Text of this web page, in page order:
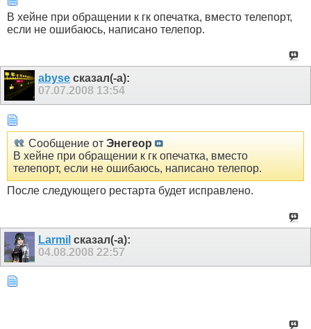
В хейне при обращении к гк опечатка, вместо телепорт,
если не ошибаюсь, написано телепор.
abyse сказал(-а):
07.07.2008 13:54
Сообщение от Энегеор
В хейне при обращении к гк опечатка, вместо
телепорт, если не ошибаюсь, написано телепор.
После следующего рестарта будет исправлено.
Larmil сказал(-а):
04.08.2008 22:57